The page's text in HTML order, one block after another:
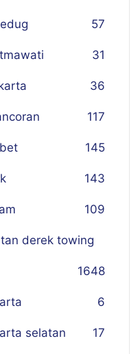
57
31
36
117
145
143
109
derek towing
48
16
6
selatan 17